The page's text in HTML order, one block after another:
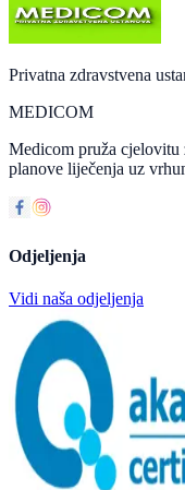
Privatna zdravstvena
MEDICOM
Medicom pruža cjelovitu
planove liječenja uz
Odjeljenja
Vidi naša odjeljenja